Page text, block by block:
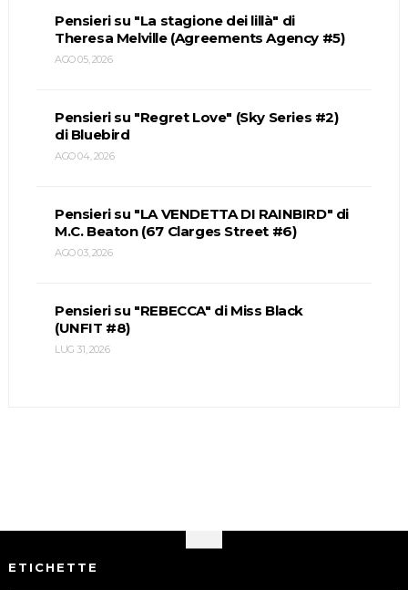
Pensieri su "La stagione dei lillà" di
Theresa Melville (Agreements Agency #5)
AGO 05, 2026
Pensieri su "Regret Love" (Sky Series #2)
di Bluebird
AGO 04, 2026
Pensieri su "LA VENDETTA DI RAINBIRD" di
M.C. Beaton (67 Clarges Street #6)
AGO 03, 2026
Pensieri su "REBECCA" di Miss Black
(UNFIT #8)
LUG 31, 2026
ETICHETTE